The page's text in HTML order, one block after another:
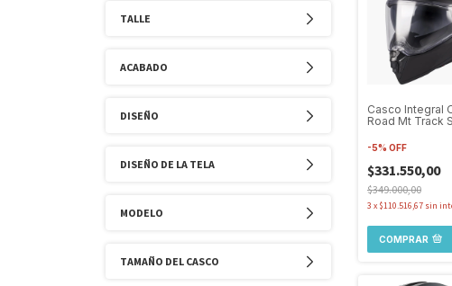
TALLE
ACABADO
DISEÑO
DISEÑO DE LA TELA
MODELO
TAMAÑO DEL CASCO
Casco Integral
Road Mt Track
-5% OFF
$331.550,00
$349.000,00
3 x $110.516,67 sin
COMPRAR